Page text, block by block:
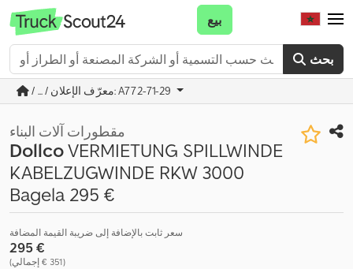
بحث
بيع
/ ... / معرّف الإعلان: A772-71-29
مقطورات آلات البناء
DollcoVERMIETUNG SPILLWINDE
KABELZUGWINDE RKW 3000
Bagela 295 €
سعر ثابت بالإضافة إلى ضريبة القيمة المضافة
‏295 €
(‏351 € إجمالي)